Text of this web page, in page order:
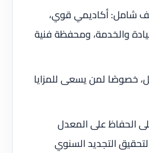
شامل: أكاديمي قوي،
والخدمة، ومحفظة فنية
خصوصًا لمن يسعى للمزايا
الحفاظ على المعدل
التجديد السنوي